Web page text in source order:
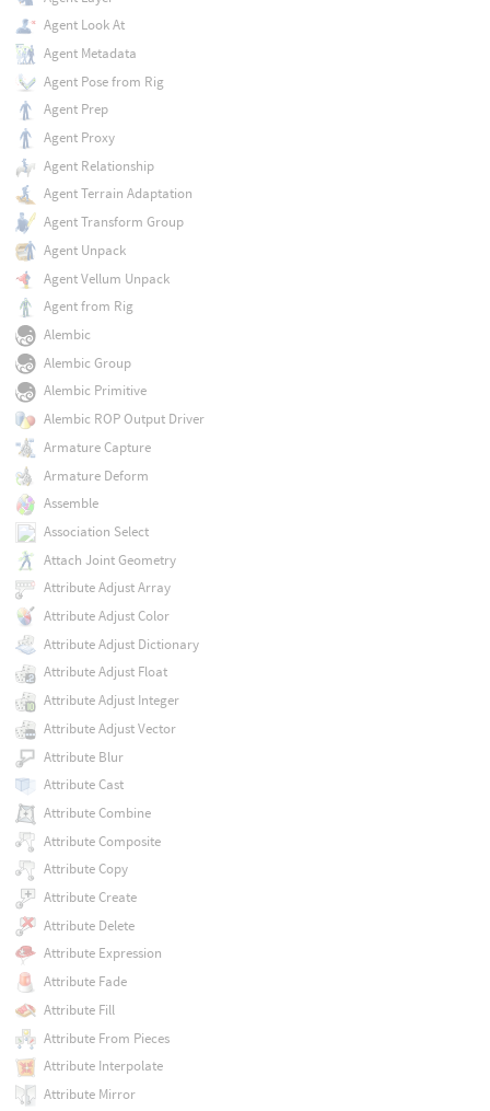
Agent Look At
Agent Metadata
Agent Pose from Rig
Agent Prep
Agent Proxy
Agent Relationship
Agent Terrain Adaptation
Agent Transform Group
Agent Unpack
Agent Vellum Unpack
Agent from Rig
Alembic
Alembic Group
Alembic Primitive
Alembic ROP Output Driver
Armature Capture
Armature Deform
Assemble
Association Select
Attach Joint Geometry
Attribute Adjust Array
Attribute Adjust Color
Attribute Adjust Dictionary
Attribute Adjust Float
Attribute Adjust Integer
Attribute Adjust Vector
Attribute Blur
Attribute Cast
Attribute Combine
Attribute Composite
Attribute Copy
Attribute Create
Attribute Delete
Attribute Expression
Attribute Fade
Attribute Fill
Attribute From Pieces
Attribute Interpolate
Attribute Mirror